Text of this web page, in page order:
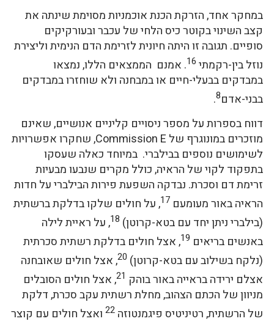
במחקר אחד, הזרקת הכנת אוכמניות מסוימת שינתה את
קצב השינוי בקוטר כיס הלחי של עכבר ובעורקיקים
סופיים. תגובה זו היתה חיונית לזרימת הדם הנימית וליצירת
נוזל בין-רקמתי 16. אמנם הממצאים הללו, נמצאו
במבדקים בבעלי-חיים או במבחנה ולא שוחזרו במבדקים
בבני-אדם8
.
דווח בספרות על מספר ניסויים קליניים אנושיים, שאינם
מוזכרים במונוגרף של Commission E, שחקרו אפשרויות
לשימושים נוספים בבילברי. במיוחד כאלה שעסקו
בתפקוד לקוי של הראיה, כולל מקרים שנבעו מבעיות
זרימת דם וסכרת. נבדקה השפעת פירות הבילברי על חדות
הראיה באור מעומעם 17, על חולים שלקו בדלקת ברשתית
(בילברי ניתן יחד עם בטא-קרוטן) 18, על ראיית לילה
באנשים בריאים 19, אצל חולים בדלקת רשתית סכרתית
(נלקח בשילוב עם בטא-קרוטן) 20, אצל חולים שאובחנה
אצלם ירידה בראייה באור בוהק 21, אצל חולים הסובלים
מניוון של הכתם הצהוב, מחלת רשתית עקב סכרת, דלקת
של הרשתית, רטיניטיס פיגמנטוזה 22ואצל חולים עם קוצר